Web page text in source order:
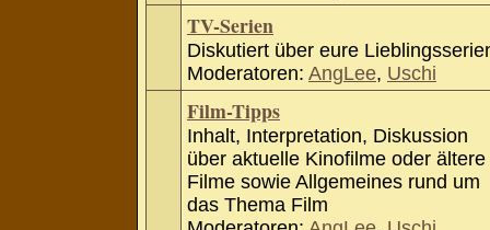
TV-Serien
Diskutiert über eure
Moderatoren: AngLee, Uschi
Film-Tipps
Inhalt, Interpretation, Diskussion
über aktuelle Kinofilme oder ältere
Filme sowie Allgemeines rund um
das Thema Film